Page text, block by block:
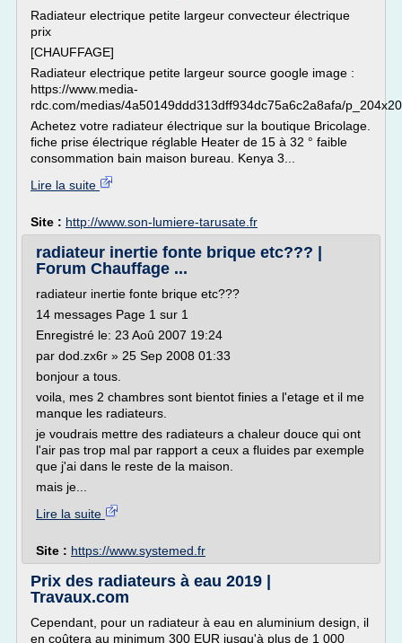
Radiateur electrique petite largeur convecteur électrique
prix
[CHAUFFAGE]
Radiateur electrique petite largeur source google image :
https://www.media-
rdc.com/medias/4a50149ddd313dff934dc75a6c2a8afa/
Achetez votre radiateur électrique sur la boutique Bricolage.
fiche prise électrique réglable Heater de 15 à 32 ° faible
consommation bain maison bureau. Kenya 3...
Lire la suite
Site : http://www.son-lumiere-tarusate.fr
radiateur inertie fonte brique etc??? |
Forum Chauffage ...
radiateur inertie fonte brique etc???
14 messages Page 1 sur 1
Enregistré le: 23 Aoû 2007 19:24
par dod.zx6r » 25 Sep 2008 01:33
bonjour a tous.
voila, mes 2 chambres sont bientot finies a l'etage et il me
manque les radiateurs.
je voudrais mettre des radiateurs a chaleur douce qui ont
l'air pas trop mal par rapport a ceux a fluides par exemple
que j'ai dans le reste de la maison.
mais je...
Lire la suite
Site : https://www.systemed.fr
Prix des radiateurs à eau 2019 |
Travaux.com
Cependant, pour un radiateur à eau en aluminium design, il
en coûtera au minimum 300 EUR jusqu'à plus de 1 000